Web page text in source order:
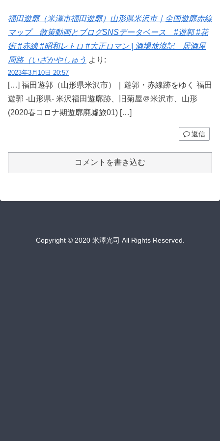
福田遊廓（米澤市福田遊廓）山形県米沢市｜全国遊廓赤線
マップ 散策動画とブログSNSデータベース #遊郭 #花
街 #赤線 #昭和レトロ #大正ロマン | 酒場放浪記 居酒屋
周路（いざかやしゅう より:
2023年3月10日 20:57
[…] 福田遊郭（山形県米沢市）｜遊郭・赤線跡をゆく 福田
遊郭 -山形県- 米沢福田遊廓跡、旧菊屋＠米沢市、山形
(2020春コロナ期遊廓廃墟旅01) […]
返信
コメントを書き込む
Copyright © 2020 米澤光司 All Rights Reserved.